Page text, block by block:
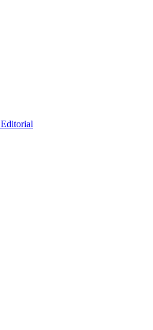
Editorial